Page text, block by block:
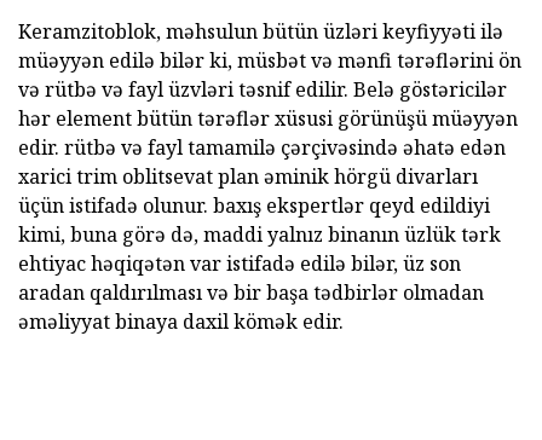
Keramzitoblok, məhsulun bütün üzləri keyfiyyəti ilə
müəyyən edilə bilər ki, müsbət və mənfi tərəflərini ön
və rütbə və fayl üzvləri təsnif edilir. Belə göstəricilər
hər element bütün tərəflər xüsusi görünüşü müəyyən
edir. rütbə və fayl tamamilə çərçivəsində əhatə edən
xarici trim oblitsevat plan əminik hörgü divarları
üçün istifadə olunur. baxış ekspertlər qeyd edildiyi
kimi, buna görə də, maddi yalnız binanın üzlük tərk
ehtiyac həqiqətən var istifadə edilə bilər, üz son
aradan qaldırılması və bir başa tədbirlər olmadan
əməliyyat binaya daxil kömək edir.